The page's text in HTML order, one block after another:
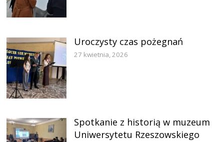
Uroczysty czas pożegnań
27 kwietnia, 2026
Spotkanie z historią w muzeum
Uniwersytetu Rzeszowskiego